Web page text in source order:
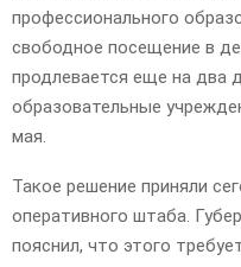
профессионального
свободное посещение в
продлевается еще на два
образовательные
мая.
Такое решение приняли
оперативного штаба.
пояснил, что этого